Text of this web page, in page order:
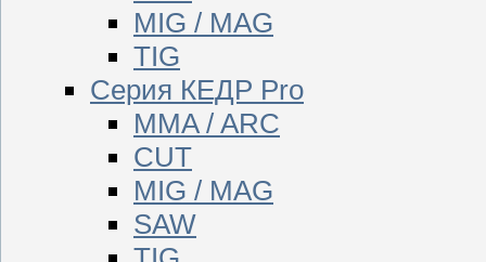
MIG / MAG
TIG
Серия КЕДР Pro
MMA / ARC
CUT
MIG / MAG
SAW